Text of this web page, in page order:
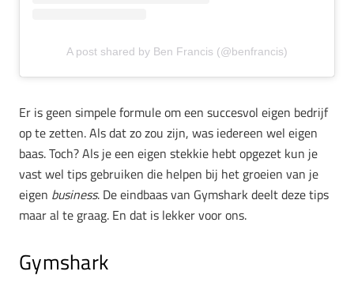
A post shared by Ben Francis (@benfrancis)
Er is geen simpele formule om een succesvol eigen bedrijf
op te zetten. Als dat zo zou zijn, was iedereen wel eigen
baas. Toch? Als je een eigen stekkie hebt opgezet kun je
vast wel tips gebruiken die helpen bij het groeien van je
eigen business. De eindbaas van Gymshark deelt deze tips
maar al te graag. En dat is lekker voor ons.
Gymshark